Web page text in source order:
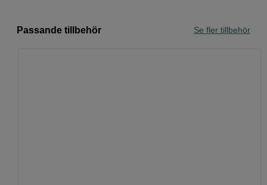
Passande tillbehör Se fler tillbehör